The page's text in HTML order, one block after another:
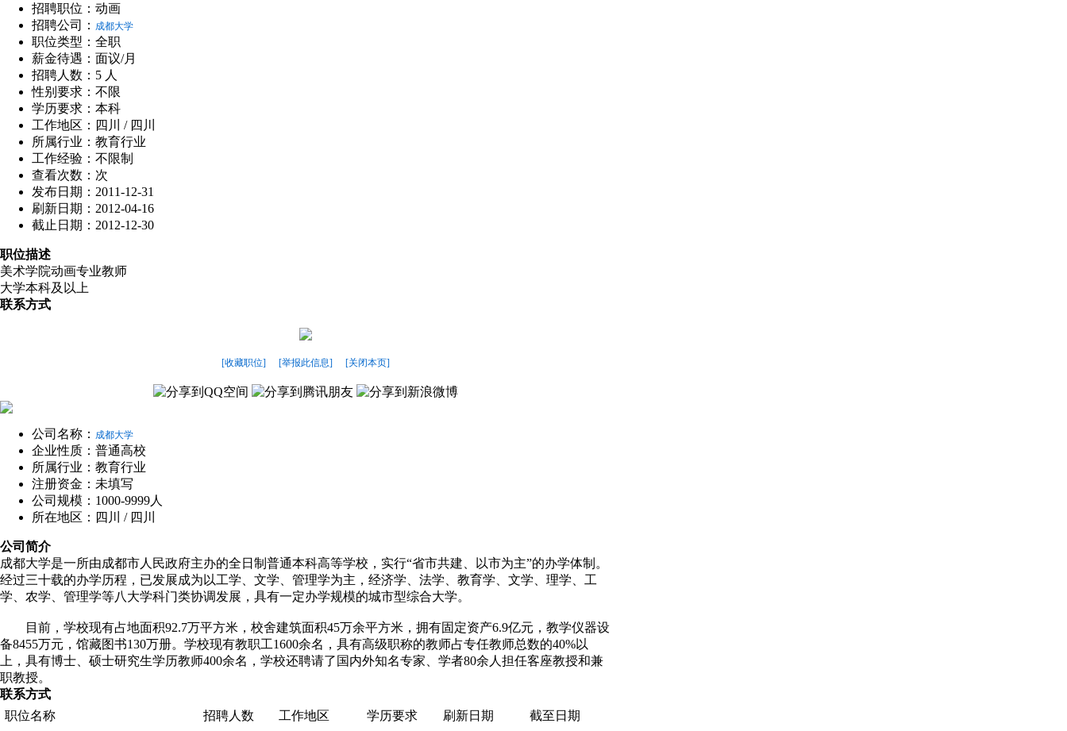
招聘职位：动画
招聘公司： 成都大学
职位类型：全职
薪金待遇：面议/月
招聘人数：5 人
性别要求：不限
学历要求：本科
工作地区：四川 / 四川
所属行业：教育行业
工作经验：不限制
查看次数： 次
发布日期：2011-12-31
刷新日期：2012-04-16
截止日期：2012-12-30
职位描述
美术学院动画专业教师
大学本科及以上
联系方式
[收藏职位] [举报此信息] [关闭本页]
公司名称： 成都大学
企业性质：普通高校
所属行业：教育行业
注册资金：未填写
公司规模：1000-9999人
所在地区：四川 / 四川
公司简介
成都大学是一所由成都市人民政府主办的全日制普通本科高等学校，实行“省市共建、以市为主”的办学体制。
经过三十载的办学历程，已发展成为以工学、文学、管理学为主，经济学、法学、教育学、文学、理学、工
学、农学、管理学等八大学科门类协调发展，具有一定办学规模的城市型综合大学。
目前，学校现有占地面积92.7万平方米，校舍建筑面积45万余平方米，拥有固定资产6.9亿元，教学仪器设
备8455万元，馆藏图书130万册。学校现有教职工1600余名，具有高级职称的教师占专任教师总数的40%以
上，具有博士、硕士研究生学历教师400余名，学校还聘请了国内外知名专家、学者80余人担任客座教授和兼
职教授。
联系方式
职位名称
招聘人数 工作地区 学历要求 刷新日期 截至日期